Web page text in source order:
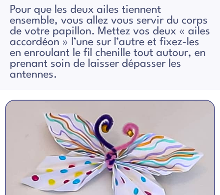
Pour que les deux ailes tiennent
ensemble, vous allez vous servir du corps
de votre papillon. Mettez vos deux « ailes
accordéon » l’une sur l’autre et fixez-les
en enroulant le fil chenille tout autour, en
prenant soin de laisser dépasser les
antennes.